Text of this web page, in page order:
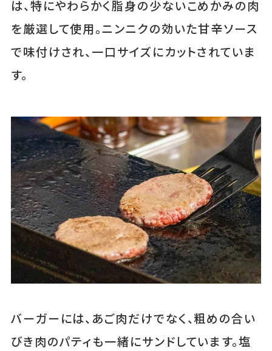
は、特にやわらかく脂身の少ないこめかみの肉
を厳選して使用。ニンニクの効いた甘辛ソース
で味付けされ、一口サイズにカットされていま
す。
バーガーには、あご肉だけでなく、粗めの合い
びき肉のパティも一緒にサンドしています。塩